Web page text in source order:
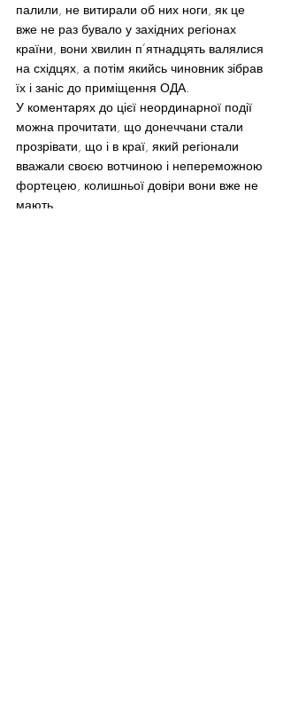
палили, не витирали об них ноги, як це
вже не раз бувало у західних регіонах
країни, вони хвилин п’ятнадцять валялися
на східцях, а потім якийсь чиновник зібрав
їх і заніс до приміщення ОДА.
У коментарях до цієї неординарної події
можна прочитати, що донеччани стали
прозрівати, що і в краї, який регіонали
вважали своєю вотчиною і непереможною
фортецею, колишньої довіри вони вже не
мають.